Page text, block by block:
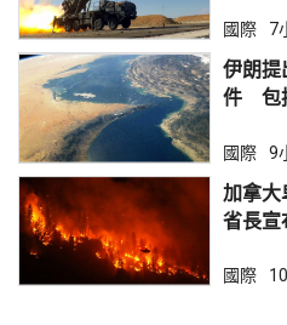
國際 7
伊朗提
件 包
國際 9
加拿
省長宣
國際